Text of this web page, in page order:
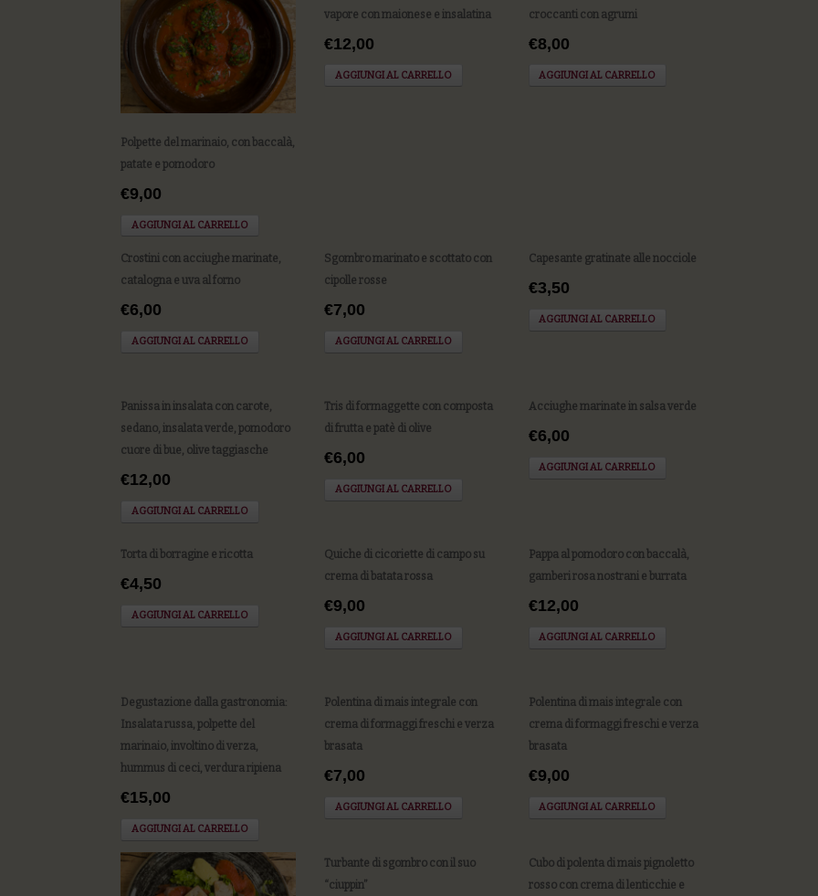
Polpette del marinaio, con baccalà,
patate e pomodoro
€9,00
AGGIUNGI AL CARRELLO
vapore con maionese e insalatina
€12,00
AGGIUNGI AL CARRELLO
croccanti con agrumi
€8,00
AGGIUNGI AL CARRELLO
Crostini con acciughe marinate,
catalogna e uva al forno
€6,00
AGGIUNGI AL CARRELLO
Sgombro marinato e scottato con
cipolle rosse
€7,00
AGGIUNGI AL CARRELLO
Capesante gratinate alle nocciole
€3,50
AGGIUNGI AL CARRELLO
Panissa in insalata con carote,
sedano, insalata verde, pomodoro
cuore di bue, olive taggiasche
€12,00
AGGIUNGI AL CARRELLO
Tris di formaggette con composta
di frutta e patè di olive
€6,00
AGGIUNGI AL CARRELLO
Acciughe marinate in salsa verde
€6,00
AGGIUNGI AL CARRELLO
Torta di borragine e ricotta
€4,50
AGGIUNGI AL CARRELLO
Quiche di cicoriette di campo su
crema di batata rossa
€9,00
AGGIUNGI AL CARRELLO
Pappa al pomodoro con baccalà,
gamberi rosa nostrani e burrata
€12,00
AGGIUNGI AL CARRELLO
Degustazione dalla gastronomia:
Insalata russa, polpette del
marinaio, involtino di verza,
hummus di ceci, verdura ripiena
€15,00
AGGIUNGI AL CARRELLO
Polentina di mais integrale con
crema di formaggi freschi e verza
brasata
€7,00
AGGIUNGI AL CARRELLO
Polentina di mais integrale con
crema di formaggi freschi e verza
brasata
€9,00
AGGIUNGI AL CARRELLO
Turbante di sgombro con il suo
“ciuppin”
Cubo di polenta di mais pignoletto
rosso con crema di lenticchie e